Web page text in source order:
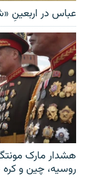
عباس در اربعینِ
هشدار مارک
روسیه، چین و